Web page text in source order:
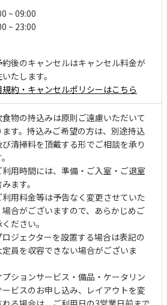
~ 09:00
~ 23:00
約後のキャンセルはキャンセル料金が
たします。
規約・キャンセルポリシーはこちら
物の持込みは原則ご遠慮いただいて
ます。持込みご希望の方は、別途持込
清掃料を頂戴する形でご相談を承り
用時間には、準備・ご入室・ご退室
ます。
用料金等は予告なく変更させていた
場合がございますので、あらかじめご
ださい。
ジェクターを設置する場合は表記の
定員を収容できない場合がございま
ションサービス・備品・ケータリン
ービスのお申し込み、レイアウトを変